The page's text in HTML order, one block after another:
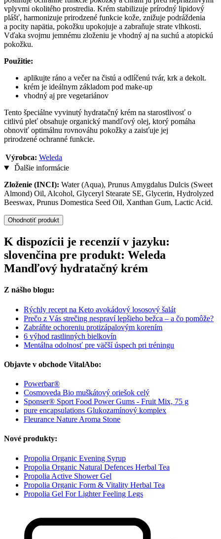
vplyvmi okolitého prostredia. Krém stabilizuje prírodný lipidový
plášť, harmonizuje prirodzené funkcie kože, znižuje podráždenia
a pocity napätia, pokožku upokojuje a zabraňuje strate vlhkosti.
Vďaka svojmu jemnému zloženiu je vhodný aj na suchú a atopickú
pokožku.
Použitie:
aplikujte ráno a večer na čistú a odlíčenú tvár, krk a dekolt.
krém je ideálnym základom pod make-up
vhodný aj pre vegetariánov
Tento špeciálne vyvinutý hydratačný krém na starostlivosť o
citlivú pleť obsahuje organický mandľový olej, ktorý pomáha
obnoviť optimálnu rovnováhu pokožky a zaisťuje jej
prirodzené ochranné funkcie.
Výrobca: Weleda
Ďalšie informácie
Zloženie (INCI): Water (Aqua), Prunus Amygdalus Dulcis (Sweet
Almond) Oil, Alcohol, Glyceryl Stearate SE, Glycerin, Hydrolyzed
Beeswax, Prunus Domestica Seed Oil, Xanthan Gum, Lactic Acid.
Ohodnotiť produkt
K dispozícii je recenzií v jazyku:
slovenčina pre produkt: Weleda
Mandľový hydratačný krém
Z nášho blogu:
Rýchly recept na Keto avokádový lososový šalát
Prečo z Vás strečing nespraví lepšieho bežca – a čo pomôže?
Zabráňte ochoreniu protizápalovým korením
6 výhod rastlinných bielkovín
Mentálna odolnosť pre väčší úspech pri tréningu
Objavte v obchode VitalAbo:
Powerbar®
Cosmoveda Bio muškátový oriešok celý
Sponser® Sport Food Power Gums - Fruit Mix, 75 g
pure encapsulations Glukozamínový komplex
Fleurance Nature Aroma Stone
Nové produkty:
Propolia Organic Evening Syrup
Propolia Organic Natural Defences Herbal Tea
Propolia Active Shower Gel
Propolia Organic Form & Vitality Herbal Tea
Propolia Gel For Lighter Feeling Legs